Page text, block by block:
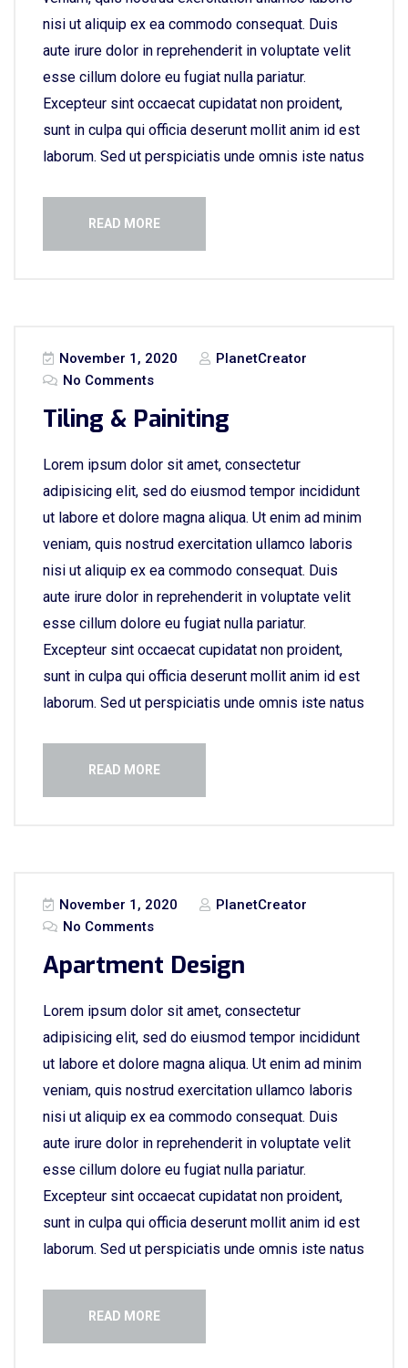
nisi ut aliquip ex ea commodo consequat. Duis
aute irure dolor in reprehenderit in voluptate velit
esse cillum dolore eu fugiat nulla pariatur.
Excepteur sint occaecat cupidatat non proident,
sunt in culpa qui officia deserunt mollit anim id est
laborum. Sed ut perspiciatis unde omnis iste natus
READ MORE
November 1, 2020
PlanetCreator
No Comments
Tiling & Painiting
Lorem ipsum dolor sit amet, consectetur
adipisicing elit, sed do eiusmod tempor incididunt
ut labore et dolore magna aliqua. Ut enim ad minim
veniam, quis nostrud exercitation ullamco laboris
nisi ut aliquip ex ea commodo consequat. Duis
aute irure dolor in reprehenderit in voluptate velit
esse cillum dolore eu fugiat nulla pariatur.
Excepteur sint occaecat cupidatat non proident,
sunt in culpa qui officia deserunt mollit anim id est
laborum. Sed ut perspiciatis unde omnis iste natus
READ MORE
November 1, 2020
PlanetCreator
No Comments
Apartment Design
Lorem ipsum dolor sit amet, consectetur
adipisicing elit, sed do eiusmod tempor incididunt
ut labore et dolore magna aliqua. Ut enim ad minim
veniam, quis nostrud exercitation ullamco laboris
nisi ut aliquip ex ea commodo consequat. Duis
aute irure dolor in reprehenderit in voluptate velit
esse cillum dolore eu fugiat nulla pariatur.
Excepteur sint occaecat cupidatat non proident,
sunt in culpa qui officia deserunt mollit anim id est
laborum. Sed ut perspiciatis unde omnis iste natus
READ MORE